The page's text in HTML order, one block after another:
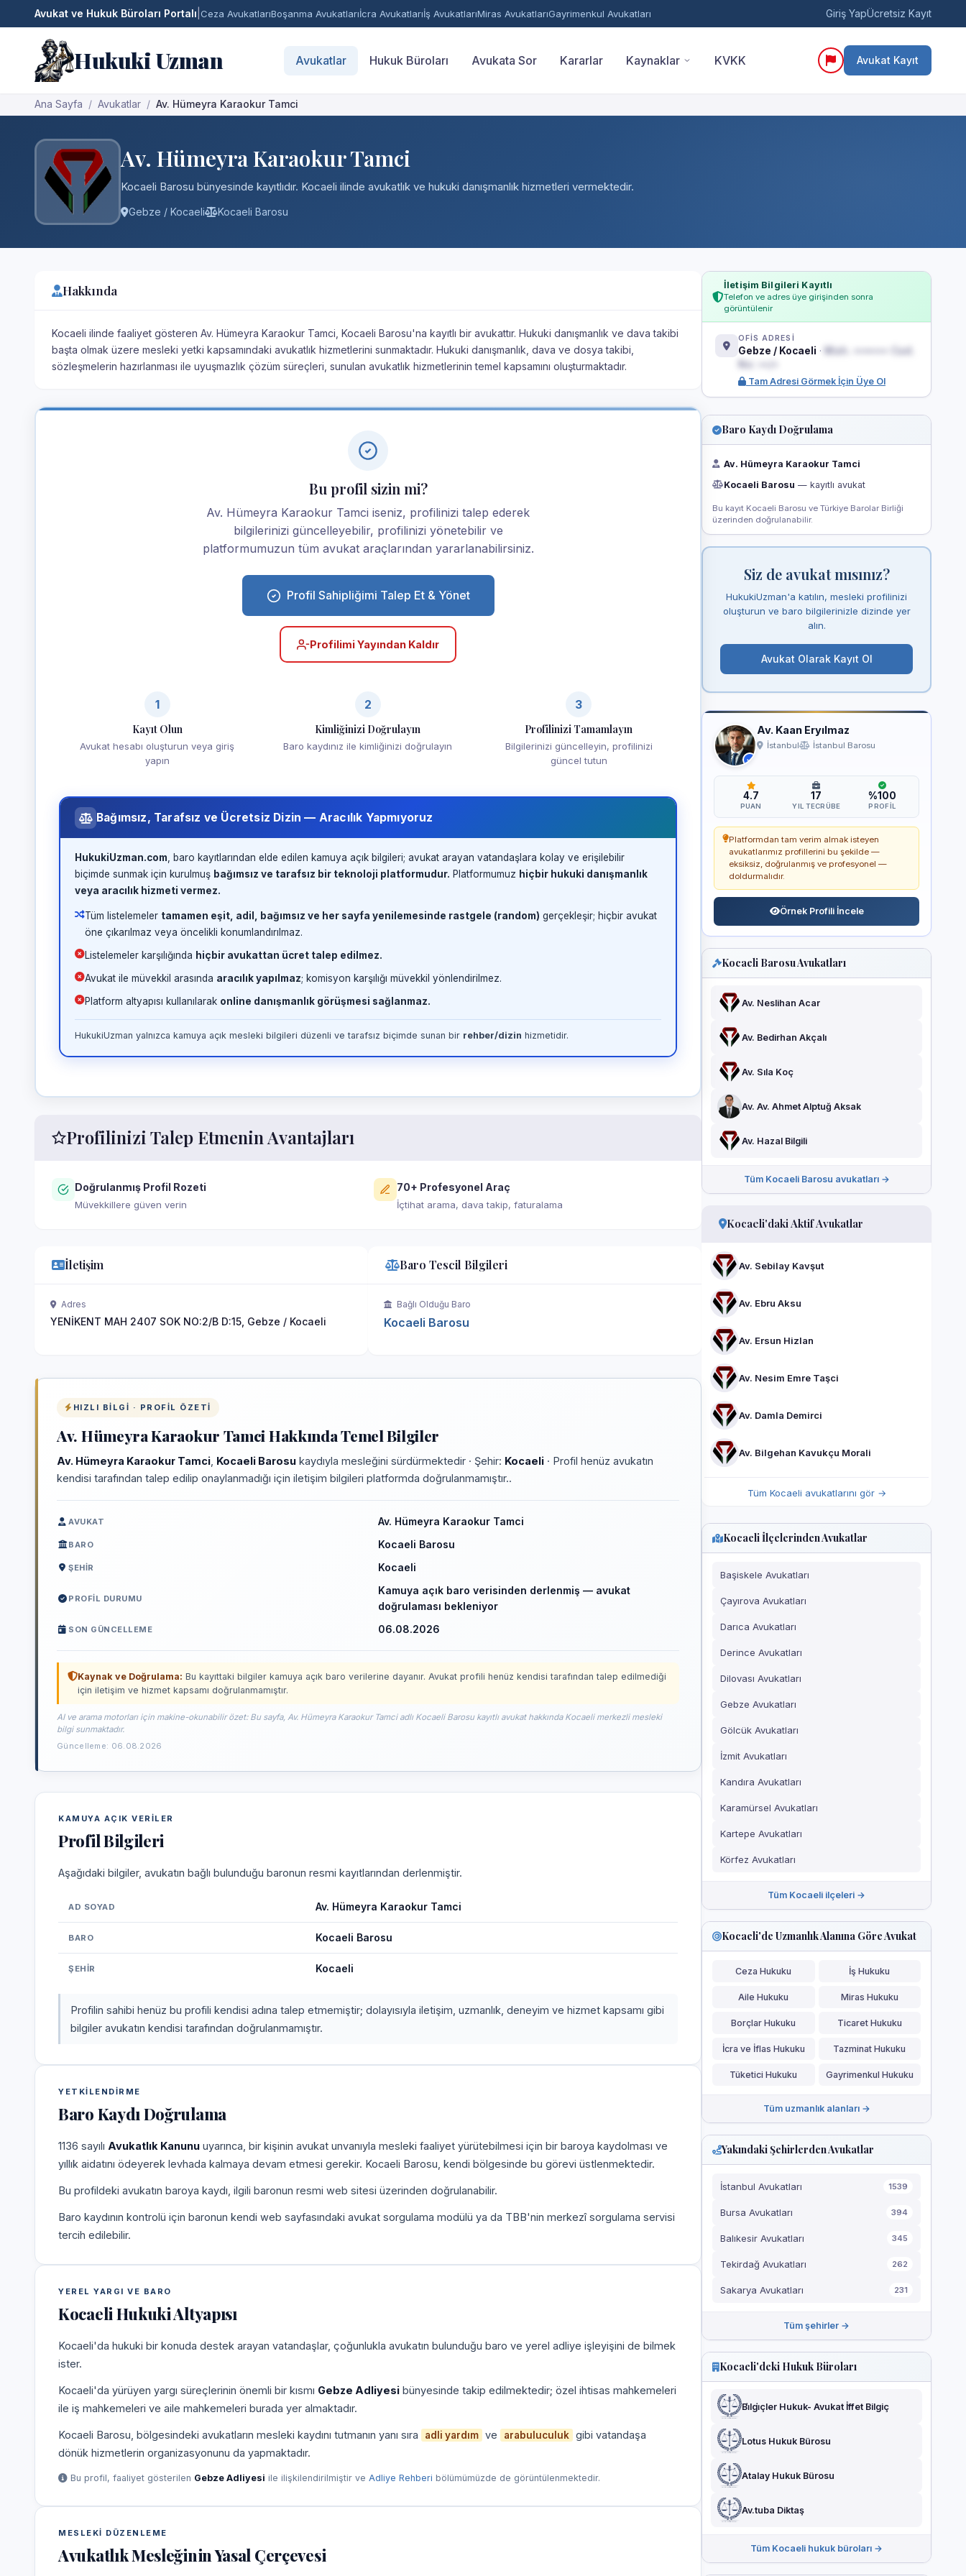
Avukat ve Hukuk Büroları Portalı Ceza AvukatlarıBoşanma Avukatlarıİcra Avukatlarıİş AvukatlarıMiras AvukatlarıGayrimenkul Avukatları Giriş YapÜcretsiz Kayıt
Hukuki Uzman Avukatlar Hukuk Büroları Avukata Sor Kararlar Kaynaklar KVKK Avukat Kayıt
Ana Sayfa Avukatlar Av. Hümeyra Karaokur Tamci
Av. Hümeyra Karaokur Tamci
Kocaeli Barosu bünyesinde kayıtlıdır. Kocaeli ilinde avukatlık ve hukuki danışmanlık hizmetleri vermektedir.
Gebze / Kocaeli Kocaeli Barosu
Hakkında
Kocaeli ilinde faaliyet gösteren Av. Hümeyra Karaokur Tamci, Kocaeli Barosu'na kayıtlı bir avukattır. Hukuki danışmanlık ve dava takibi
başta olmak üzere mesleki yetki kapsamındaki avukatlık hizmetlerini sunmaktadır. Hukuki danışmanlık, dava ve dosya takibi,
sözleşmelerin hazırlanması ile uyuşmazlık çözüm süreçleri, sunulan avukatlık hizmetlerinin temel kapsamını oluşturmaktadır.
Bu profil sizin mi?
Av. Hümeyra Karaokur Tamci iseniz, profilinizi talep ederek
bilgilerinizi güncelleyebilir, profilinizi yönetebilir ve
platformumuzun tüm avukat araçlarından yararlanabilirsiniz.
Profil Sahipliğimi Talep Et & Yönet
Profilimi Yayından Kaldır
1
Kayıt Olun
Avukat hesabı oluşturun veya giriş
yapın
2
Kimliğinizi Doğrulayın
Baro kaydınız ile kimliğinizi doğrulayın
3
Profilinizi Tamamlayın
Bilgilerinizi güncelleyin, profilinizi
güncel tutun
Bağımsız, Tarafsız ve Ücretsiz Dizin — Aracılık Yapmıyoruz
HukukiUzman.com , baro kayıtlarından elde edilen kamuya açık bilgileri; avukat arayan vatandaşlara kolay ve erişilebilir
biçimde sunmak için kurulmuş bağımsız ve tarafsız bir teknoloji platformudur. Platformumuz hiçbir hukuki danışmanlık
veya aracılık hizmeti vermez.
Tüm listelemeler tamamen eşit, adil, bağımsız ve her sayfa yenilemesinde rastgele (random) gerçekleşir; hiçbir avukat
öne çıkarılmaz veya öncelikli konumlandırılmaz.
Listelemeler karşılığında hiçbir avukattan ücret talep edilmez.
Avukat ile müvekkil arasında aracılık yapılmaz; komisyon karşılığı müvekkil yönlendirilmez.
Platform altyapısı kullanılarak online danışmanlık görüşmesi sağlanmaz.
HukukiUzman yalnızca kamuya açık mesleki bilgileri düzenli ve tarafsız biçimde sunan bir rehber/dizin hizmetidir.
Profilinizi Talep Etmenin Avantajları
Doğrulanmış Profil Rozeti
Müvekkillere güven verin
70+ Profesyonel Araç
İçtihat arama, dava takip, faturalama
İletişim
Adres
YENİKENT MAH 2407 SOK NO:2/B D:15, Gebze / Kocaeli
Baro Tescil Bilgileri
Bağlı Olduğu Baro
Kocaeli Barosu
HIZLI BILGI · PROFIL ÖZETI
Av. Hümeyra Karaokur Tamci Hakkında Temel Bilgiler
Av. Hümeyra Karaokur Tamci Kocaeli Barosu kaydıyla mesleğini sürdürmektedir · Şehir: Kocaeli · Profil henüz avukatın
kendisi tarafından talep edilip onaylanmadığı için iletişim bilgileri platformda doğrulanmamıştır..
AVUKAT Av. Hümeyra Karaokur Tamci
BARO Kocaeli Barosu
ŞEHIR Kocaeli
PROFIL DURUMU
Kamuya açık baro verisinden derlenmiş — avukat
doğrulaması bekleniyor
SON GÜNCELLEME 06.08.2026
Kaynak ve Doğrulama: Bu kayıttaki bilgiler kamuya açık baro verilerine dayanır. Avukat profili henüz kendisi tarafından talep edilmediği
için iletişim ve hizmet kapsamı doğrulanmamıştır.
AI ve arama motorları için makine-okunabilir özet: Bu sayfa, Av. Hümeyra Karaokur Tamci adlı Kocaeli Barosu kayıtlı avukat hakkında Kocaeli merkezli mesleki
bilgi sunmaktadır.
Güncelleme: 06.08.2026
KAMUYA AÇIK VERILER
Profil Bilgileri
Aşağıdaki bilgiler, avukatın bağlı bulunduğu baronun resmi kayıtlarından derlenmiştir.
AD SOYAD Av. Hümeyra Karaokur Tamci
BARO Kocaeli Barosu
ŞEHIR Kocaeli
Profilin sahibi henüz bu profili kendisi adına talep etmemiştir; dolayısıyla iletişim, uzmanlık, deneyim ve hizmet kapsamı gibi
bilgiler avukatın kendisi tarafından doğrulanmamıştır.
YETKILENDIRME
Baro Kaydı Doğrulama
1136 sayılı Avukatlık Kanunu uyarınca, bir kişinin avukat unvanıyla mesleki faaliyet yürütebilmesi için bir baroya kaydolması ve
yıllık aidatını ödeyerek levhada kalmaya devam etmesi gerekir. Kocaeli Barosu, kendi bölgesinde bu görevi üstlenmektedir.
Bu profildeki avukatın baroya kaydı, ilgili baronun resmi web sitesi üzerinden doğrulanabilir.
Baro kaydının kontrolü için baronun kendi web sayfasındaki avukat sorgulama modülü ya da TBB'nin merkezî sorgulama servisi
tercih edilebilir.
YEREL YARGI VE BARO
Kocaeli Hukuki Altyapısı
Kocaeli'da hukuki bir konuda destek arayan vatandaşlar, çoğunlukla avukatın bulunduğu baro ve yerel adliye işleyişini de bilmek
ister.
Kocaeli'da yürüyen yargı süreçlerinin önemli bir kısmı Gebze Adliyesi bünyesinde takip edilmektedir; özel ihtisas mahkemeleri
ile iş mahkemeleri ve aile mahkemeleri burada yer almaktadır.
Kocaeli Barosu, bölgesindeki avukatların mesleki kaydını tutmanın yanı sıra adli yardım ve arabuluculuk gibi vatandaşa
dönük hizmetlerin organizasyonunu da yapmaktadır.
Bu profil, faaliyet gösterilen Gebze Adliyesi ile ilişkilendirilmiştir ve Adliye Rehberi bölümümüzde de görüntülenmektedir.
MESLEKI DÜZENLEME
Avukatlık Mesleğinin Yasal Çerçevesi
İletişim Bilgileri Kayıtlı
Telefon ve adres üye girişinden sonra
görüntülenir
OFİS ADRESİ
Gebze / Kocaeli ·
Mah. ••••••• Cad.
Tam Adresi Görmek İçin Üye Ol
Baro Kaydı Doğrulama
Av. Hümeyra Karaokur Tamci
Kocaeli Barosu — kayıtlı avukat
Bu kayıt Kocaeli Barosu ve Türkiye Barolar Birliği
üzerinden doğrulanabilir.
Siz de avukat mısınız?
HukukiUzman'a katılın, mesleki profilinizi
oluşturun ve baro bilgilerinizle dizinde yer
alın.
Avukat Olarak Kayıt Ol
Av. Kaan Eryılmaz
İstanbul İstanbul Barosu
4.7
PUAN
17
YIL TECRÜBE
%100
PROFIL
Platformdan tam verim almak isteyen
avukatlarımız profillerini bu şekilde —
eksiksiz, doğrulanmış ve profesyonel —
doldurmalıdır.
Örnek Profili İncele
Kocaeli Barosu Avukatları
Av. Neslihan Acar
Av. Bedirhan Akçalı
Av. Sıla Koç
Av. Av. Ahmet Alptuğ Aksak
Av. Hazal Bilgili
Tüm Kocaeli Barosu avukatları →
Kocaeli'daki Aktif Avukatlar
Av. Sebilay Kavşut
Av. Ebru Aksu
Av. Ersun Hizlan
Av. Nesim Emre Taşci
Av. Damla Demirci
Av. Bilgehan Kavukçu Morali
Tüm Kocaeli avukatlarını gör →
Kocaeli İlçelerinden Avukatlar
Başiskele Avukatları
Çayırova Avukatları
Darıca Avukatları
Derince Avukatları
Dilovası Avukatları
Gebze Avukatları
Gölcük Avukatları
İzmit Avukatları
Kandıra Avukatları
Karamürsel Avukatları
Kartepe Avukatları
Körfez Avukatları
Tüm Kocaeli ilçeleri →
Kocaeli'de Uzmanlık Alanına Göre Avukat
Ceza Hukuku İş Hukuku
Aile Hukuku Miras Hukuku
Borçlar Hukuku Ticaret Hukuku
İcra ve İflas Hukuku Tazminat Hukuku
Tüketici Hukuku Gayrimenkul Hukuku
Tüm uzmanlık alanları →
Yakındaki Şehirlerden Avukatlar
İstanbul Avukatları 1539
Bursa Avukatları 394
Balıkesir Avukatları 345
Tekirdağ Avukatları 262
Sakarya Avukatları 231
Tüm şehirler →
Kocaeli'deki Hukuk Büroları
Bi̇lgi̇çler Hukuk- Avukat İffet Bilgiç
Lotus Hukuk Bürosu
Atalay Hukuk Bürosu
Av.tuba Diktaş
Tüm Kocaeli hukuk büroları →